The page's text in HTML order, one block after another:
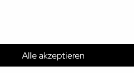
Alle akzeptieren